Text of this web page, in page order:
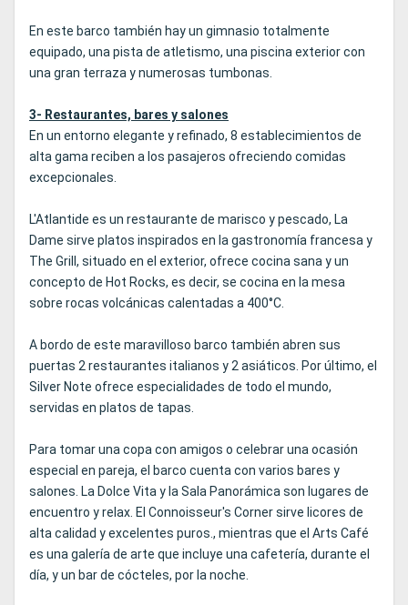
En este barco también hay un gimnasio totalmente
equipado, una pista de atletismo, una piscina exterior con
una gran terraza y numerosas tumbonas.
3- Restaurantes, bares y salones
En un entorno elegante y refinado, 8 establecimientos de
alta gama reciben a los pasajeros ofreciendo comidas
excepcionales.
L'Atlantide es un restaurante de marisco y pescado, La
Dame sirve platos inspirados en la gastronomía francesa y
The Grill, situado en el exterior, ofrece cocina sana y un
concepto de Hot Rocks, es decir, se cocina en la mesa
sobre rocas volcánicas calentadas a 400°C.
A bordo de este maravilloso barco también abren sus
puertas 2 restaurantes italianos y 2 asiáticos. Por último, el
Silver Note ofrece especialidades de todo el mundo,
servidas en platos de tapas.
Para tomar una copa con amigos o celebrar una ocasión
especial en pareja, el barco cuenta con varios bares y
salones. La Dolce Vita y la Sala Panorámica son lugares de
encuentro y relax. El Connoisseur's Corner sirve licores de
alta calidad y excelentes puros., mientras que el Arts Café
es una galería de arte que incluye una cafetería, durante el
día, y un bar de cócteles, por la noche.